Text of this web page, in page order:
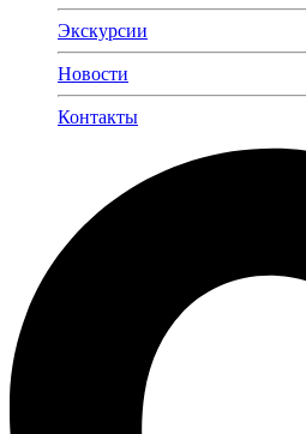
Экскурсии
Новости
Контакты